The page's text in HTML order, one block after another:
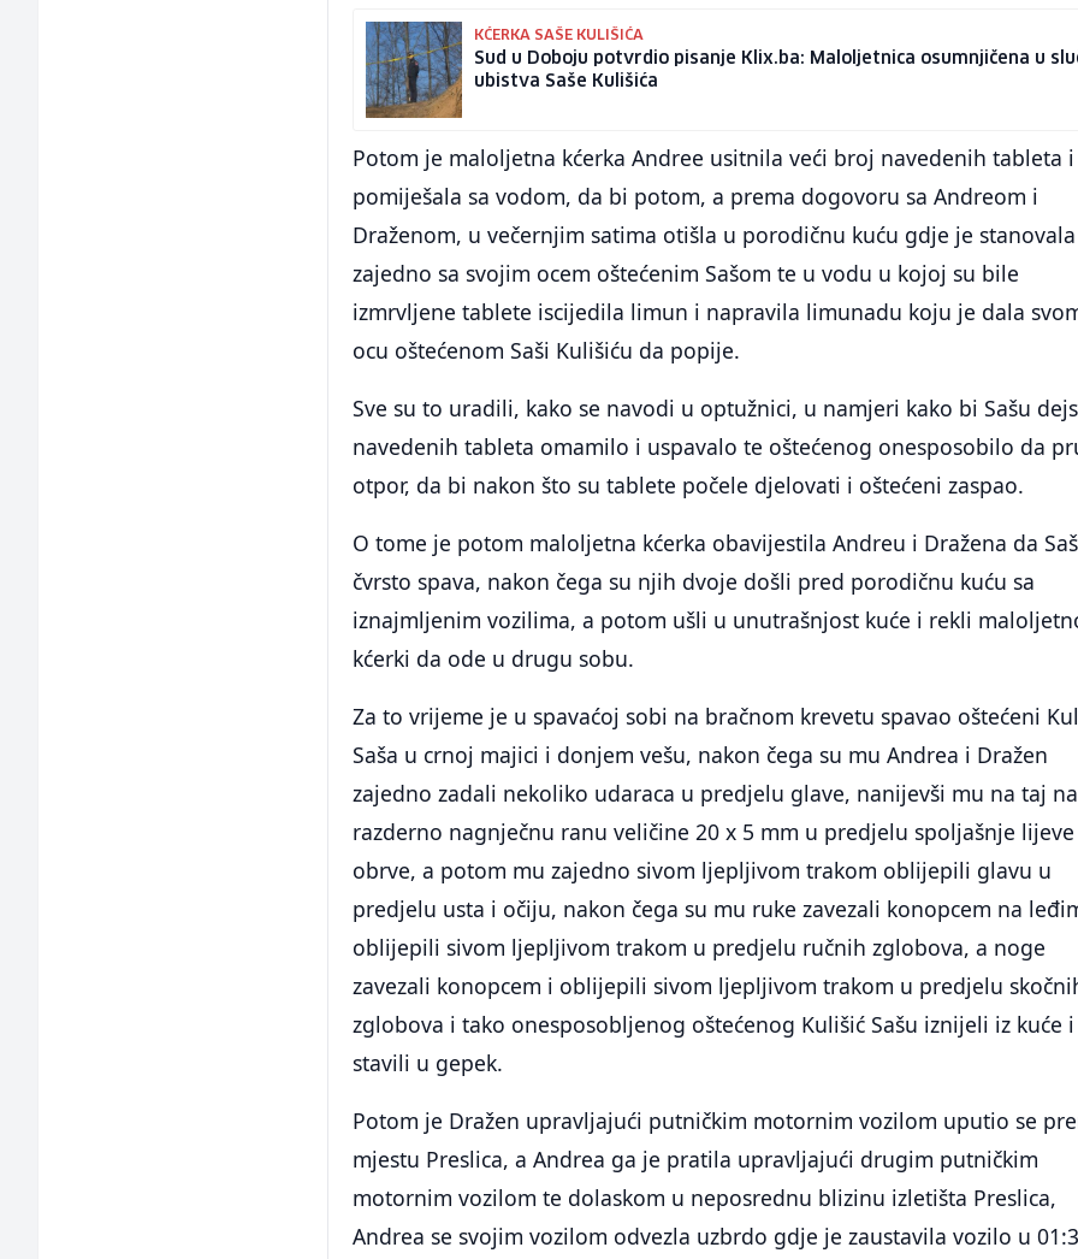
KĆERKA SAŠE KULIŠIĆA
Sud u Doboju potvrdio pisanje Klix.ba: Maloljetnica osumnjičena u
ubistva Saše Kulišića
Potom je maloljetna kćerka Andree usitnila veći broj navedenih tableta i
pomiješala sa vodom, da bi potom, a prema dogovoru sa Andreom i
Draženom, u večernjim satima otišla u porodičnu kuću gdje je stanovala
zajedno sa svojim ocem oštećenim Sašom te u vodu u kojoj su bile
izmrvljene tablete iscijedila limun i napravila limunadu koju je dala
ocu oštećenom Saši Kulišiću da popije.
Sve su to uradili, kako se navodi u optužnici, u namjeri kako bi Sašu
navedenih tableta omamilo i uspavalo te oštećenog onesposobilo da
otpor, da bi nakon što su tablete počele djelovati i oštećeni zaspao.
O tome je potom maloljetna kćerka obavijestila Andreu i Dražena da
čvrsto spava, nakon čega su njih dvoje došli pred porodičnu kuću sa
iznajmljenim vozilima, a potom ušli u unutrašnjost kuće i rekli
kćerki da ode u drugu sobu.
Za to vrijeme je u spavaćoj sobi na bračnom krevetu spavao oštećeni
Saša u crnoj majici i donjem vešu, nakon čega su mu Andrea i Dražen
zajedno zadali nekoliko udaraca u predjelu glave, nanijevši mu na taj
razderno nagnječnu ranu veličine 20 x 5 mm u predjelu spoljašnje lijeve
obrve, a potom mu zajedno sivom ljepljivom trakom oblijepili glavu u
predjelu usta i očiju, nakon čega su mu ruke zavezali konopcem na
oblijepili sivom ljepljivom trakom u predjelu ručnih zglobova, a noge
zavezali konopcem i oblijepili sivom ljepljivom trakom u predjelu
zglobova i tako onesposobljenog oštećenog Kulišić Sašu iznijeli iz kuće i
stavili u gepek.
Potom je Dražen upravljajući putničkim motornim vozilom uputio se
mjestu Preslica, a Andrea ga je pratila upravljajući drugim putničkim
motornim vozilom te dolaskom u neposrednu blizinu izletišta Preslica,
Andrea se svojim vozilom odvezla uzbrdo gdje je zaustavila vozilo u